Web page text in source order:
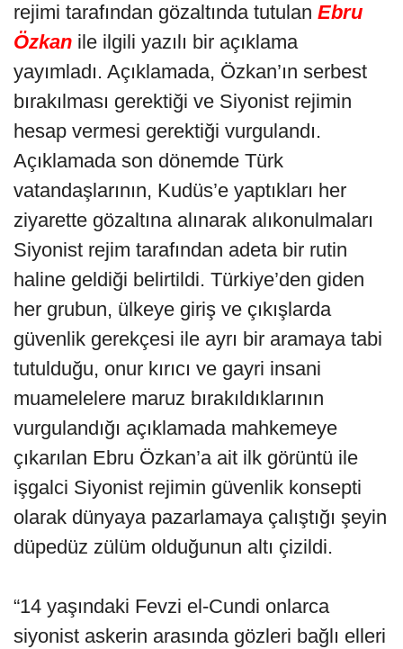
rejimi tarafından gözaltında tutulan Ebru
Özkan ile ilgili yazılı bir açıklama
yayımladı. Açıklamada, Özkan’ın serbest
bırakılması gerektiği ve Siyonist rejimin
hesap vermesi gerektiği vurgulandı.
Açıklamada son dönemde Türk
vatandaşlarının, Kudüs’e yaptıkları her
ziyarette gözaltına alınarak alıkonulmaları
Siyonist rejim tarafından adeta bir rutin
haline geldiği belirtildi. Türkiye’den giden
her grubun, ülkeye giriş ve çıkışlarda
güvenlik gerekçesi ile ayrı bir aramaya tabi
tutulduğu, onur kırıcı ve gayri insani
muamelelere maruz bırakıldıklarının
vurgulandığı açıklamada mahkemeye
çıkarılan Ebru Özkan’a ait ilk görüntü ile
işgalci Siyonist rejimin güvenlik konsepti
olarak dünyaya pazarlamaya çalıştığı şeyin
düpedüz zülüm olduğunun altı çizildi.
“14 yaşındaki Fevzi el-Cundi onlarca
siyonist askerin arasında gözleri bağlı elleri